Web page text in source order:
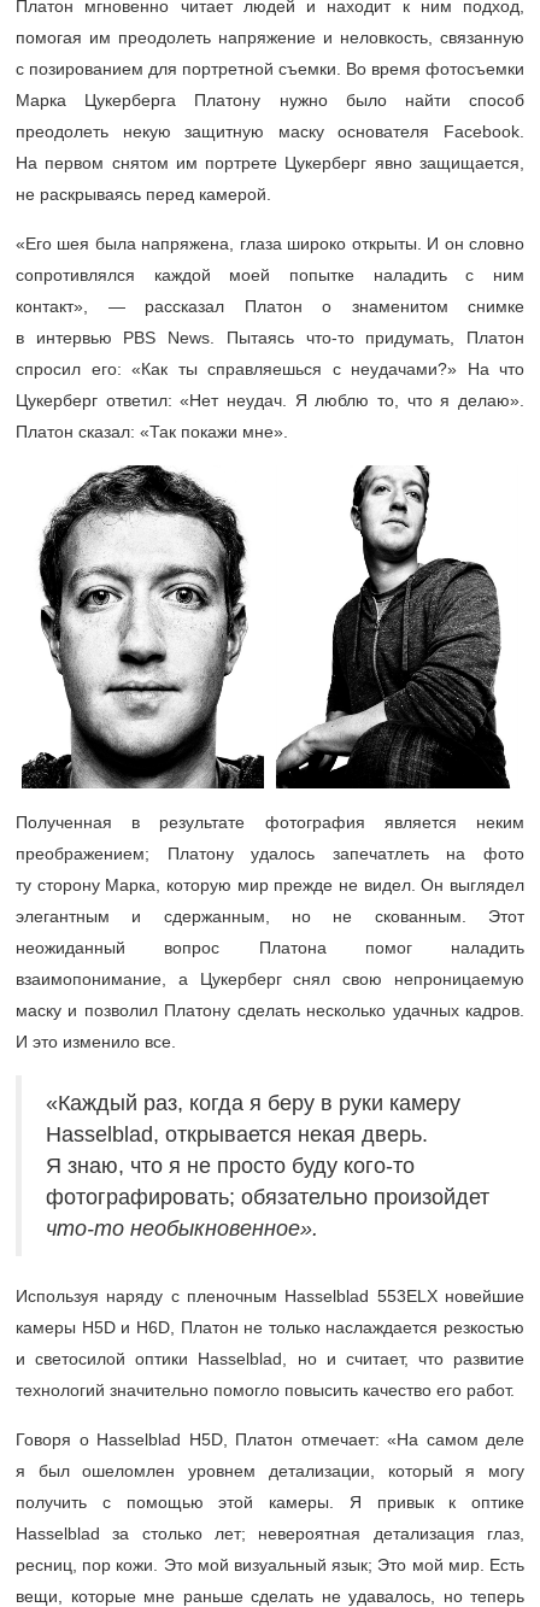
Платон мгновенно читает людей и находит к ним подход,
помогая им преодолеть напряжение и неловкость, связанную
с позированием для портретной съемки. Во время фотосъемки
Марка Цукерберга Платону нужно было найти способ
преодолеть некую защитную маску основателя Facebook.
На первом снятом им портрете Цукерберг явно защищается,
не раскрываясь перед камерой.
«Его шея была напряжена, глаза широко открыты. И он словно
сопротивлялся каждой моей попытке наладить с ним
контакт», — рассказал Платон о знаменитом снимке
в интервью PBS News. Пытаясь что-то придумать, Платон
спросил его: «Как ты справляешься с неудачами?» На что
Цукерберг ответил: «Нет неудач. Я люблю то, что я делаю».
Платон сказал: «Так покажи мне».
Полученная в результате фотография является неким
преображением; Платону удалось запечатлеть на фото
ту сторону Марка, которую мир прежде не видел. Он выглядел
элегантным и сдержанным, но не скованным. Этот
неожиданный вопрос Платона помог наладить
взаимопонимание, а Цукерберг снял свою непроницаемую
маску и позволил Платону сделать несколько удачных кадров.
И это изменило все.
«Каждый раз, когда я беру в руки камеру
Hasselblad, открывается некая дверь.
Я знаю, что я не просто буду кого-то
фотографировать; обязательно произойдет ​
что-то необыкновенное».
Используя наряду с пленочным Hasselblad 553ELX новейшие
камеры H5D и H6D, Платон не только наслаждается резкостью
и светосилой оптики Hasselblad, но и считает, что развитие
технологий значительно помогло повысить качество его работ.
Говоря о Hasselblad H5D, Платон отмечает: «На самом деле
я был ошеломлен уровнем детализации, который я могу
получить с помощью этой камеры. Я привык к оптике
Hasselblad за столько лет; невероятная детализация глаз,
ресниц, пор кожи. Это мой визуальный язык; Это мой мир. Есть
вещи, которые мне раньше сделать не удавалось, но теперь